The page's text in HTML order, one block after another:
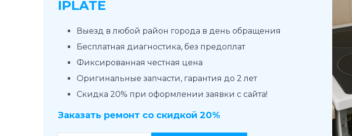
IPLATE
Выезд в любой район города в день обращения
Бесплатная диагностика, без предоплат
Фиксированная честная цена
Оригинальные запчасти, гарантия до 2 лет
Скидка 20% при оформлении заявки с сайта!
Заказать ремонт со скидкой 20%